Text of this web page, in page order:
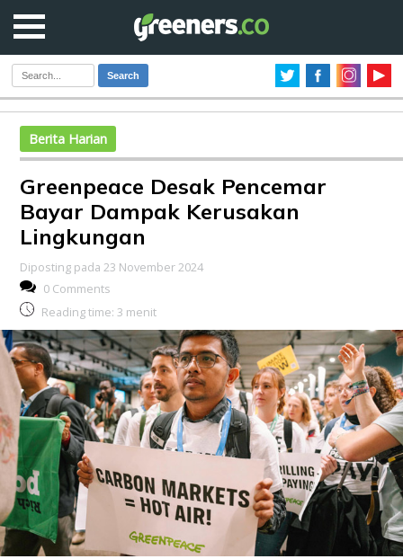
Search
Berita Harian
Greenpeace Desak Pencemar
Bayar Dampak Kerusakan
Lingkungan
Diposting pada 23 November 2024
0 Comments
Reading time: 3 menit